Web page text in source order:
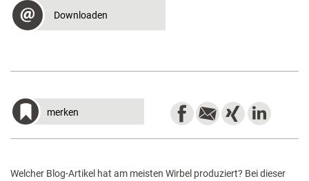
Downloaden
merken
Welcher Blog-Artikel hat am meisten Wirbel produziert? Bei dieser